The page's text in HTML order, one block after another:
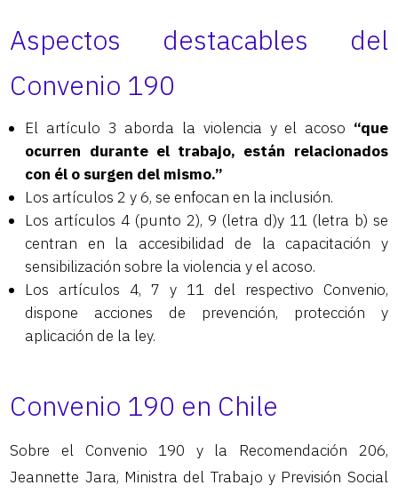
Aspectos destacables del
Convenio 190
El artículo 3 aborda la violencia y el acoso “que
ocurren durante el trabajo, están relacionados
con él o surgen del mismo.”
Los artículos 2 y 6, se enfocan en la inclusión.
Los artículos 4 (punto 2), 9 (letra d)y 11 (letra b) se
centran en la accesibilidad de la capacitación y
sensibilización sobre la violencia y el acoso.
Los artículos 4, 7 y 11 del respectivo Convenio,
dispone acciones de prevención, protección y
aplicación de la ley.
Convenio 190 en Chile
Sobre el Convenio 190 y la Recomendación 206,
Jeannette Jara, Ministra del Trabajo y Previsión Social